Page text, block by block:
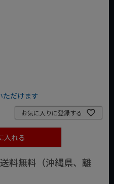
ただけます
お気に入りに登録する
入れる
料無料（沖縄県、離